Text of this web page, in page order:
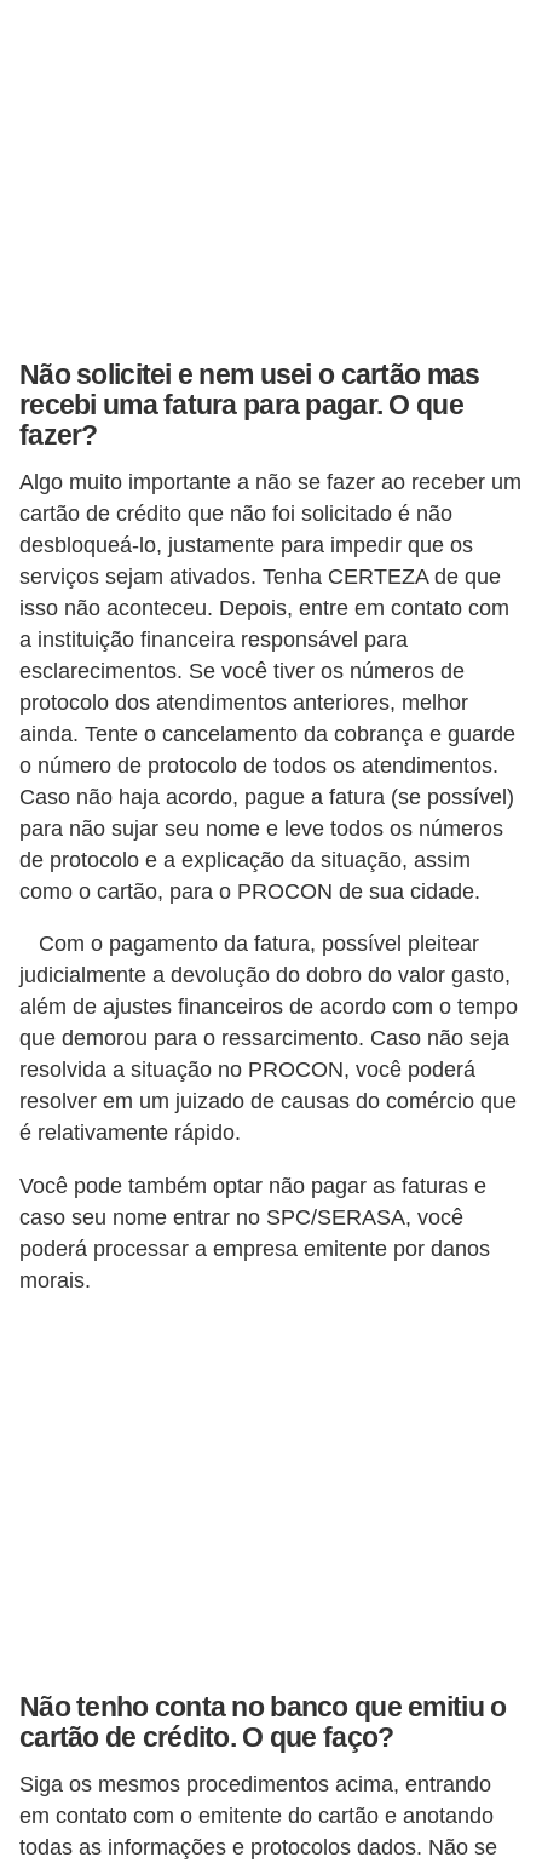
Não solicitei e nem usei o cartão mas
recebi uma fatura para pagar. O que
fazer?
Algo muito importante a não se fazer ao receber um
cartão de crédito que não foi solicitado é não
desbloqueá-lo, justamente para impedir que os
serviços sejam ativados. Tenha CERTEZA de que
isso não aconteceu. Depois, entre em contato com
a instituição financeira responsável para
esclarecimentos. Se você tiver os números de
protocolo dos atendimentos anteriores, melhor
ainda. Tente o cancelamento da cobrança e guarde
o número de protocolo de todos os atendimentos.
Caso não haja acordo, pague a fatura (se possível)
para não sujar seu nome e leve todos os números
de protocolo e a explicação da situação, assim
como o cartão, para o PROCON de sua cidade.
Com o pagamento da fatura, possível pleitear
judicialmente a devolução do dobro do valor gasto,
além de ajustes financeiros de acordo com o tempo
que demorou para o ressarcimento. Caso não seja
resolvida a situação no PROCON, você poderá
resolver em um juizado de causas do comércio que
é relativamente rápido.
Você pode também optar não pagar as faturas e
caso seu nome entrar no SPC/SERASA, você
poderá processar a empresa emitente por danos
morais.
Não tenho conta no banco que emitiu o
cartão de crédito. O que faço?
Siga os mesmos procedimentos acima, entrando
em contato com o emitente do cartão e anotando
todas as informações e protocolos dados. Não se
m
o
s
e
f
n
a
n
c
i
a
m
e
n
o
s
F
o
a
s
d
m
p
o
s